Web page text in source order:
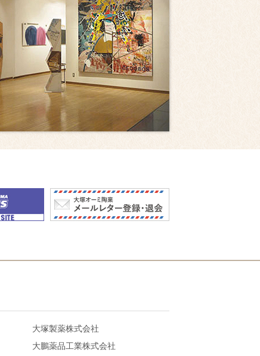
大塚製薬株式会社
大鵬薬品工業株式会社